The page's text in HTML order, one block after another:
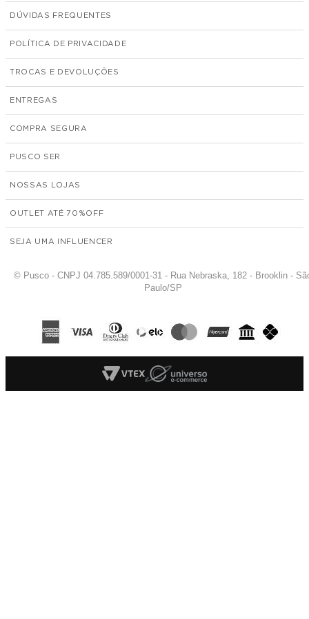
DÚVIDAS FREQUENTES
POLÍTICA DE PRIVACIDADE
TROCAS E DEVOLUÇÕES
ENTREGAS
COMPRA SEGURA
PUSCO SER
NOSSAS LOJAS
OUTLET ATÉ 70%
SEJA UMA INFLUENCER
© Pusco - CNPJ 04.785.589/0001-31 - Rua Nebraska, 182 - Brooklin -
Paulo/SP